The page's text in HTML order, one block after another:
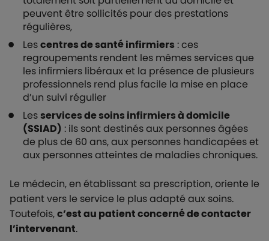
peuvent être sollicités pour des prestations
régulières,
Lescentres de santé infirmiers : ces
regroupements rendent les mêmes services que
les infirmiers libéraux et la présence de plusieurs
professionnels rend plus facile la mise en place
d’un suivi régulier
Lesservices de soins infirmiers à domicile
(SSIAD) : ils sont destinés aux personnes âgées
de plus de 60 ans, aux personnes handicapées et
aux personnes atteintes de maladies chroniques.
Le médecin, en établissant sa prescription, oriente le
patient vers le service le plus adapté aux soins.
Toutefois,c’est au patient concerné de contacter
l’intervenant.